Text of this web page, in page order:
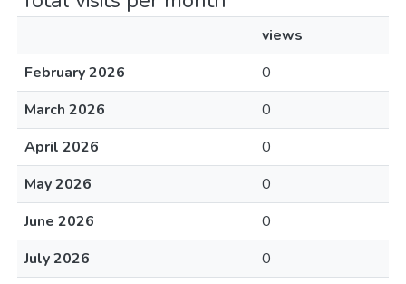
views
February 2026
0
March 2026
0
April 2026
0
May 2026
0
June 2026
0
July 2026
0